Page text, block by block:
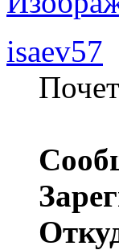
isaev57